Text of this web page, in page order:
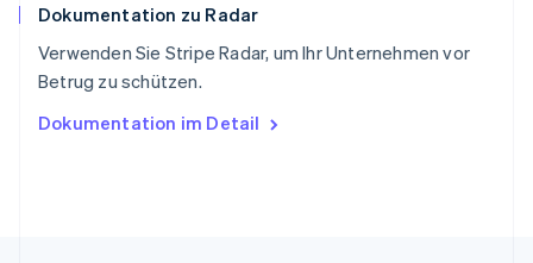
Dokumentation zu Radar
Verwenden Sie Stripe Radar, um Ihr Unternehmen vor
Betrug zu schützen.
Dokumentation im Detail
Thailand
Tschechische Republik
English
English